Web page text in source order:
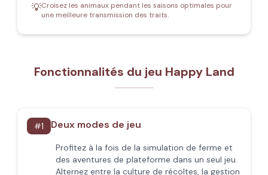
💡Croisez les animaux pendant les saisons optimales pour
une meilleure transmission des traits.
Fonctionnalités du jeu Happy Land
#1 Deux modes de jeu
Profitez à la fois de la simulation de ferme et
des aventures de plateforme dans un seul jeu.
Alternez entre la culture de récoltes, la gestion